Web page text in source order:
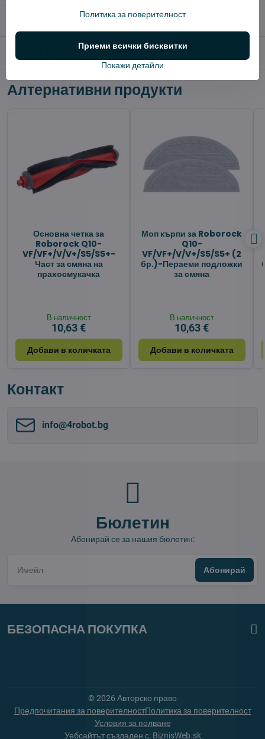
Алтернативни продукти
Основна четка за
Roborock Q10-
VF/VF+/V/V+/S5/S5+-
Част за смяна на
прахосмукачка
В наличност
10,63 €
Добави в количката
Моп кърпи за Roborock
Q10-
VF/VF+/V/V+/S5/S5+ (2
бр.)-Пераеми подложки
за смяна
В наличност
10,63 €
Добави в количката
Контакт
info​@4robot​.bg
Бюлетин
Абонирай се за нашия бюлетин:
Абонирай
БЕЗОПАСНА ПОКУПКА
©2026 Авторско право
Предпочитания за поверителностПолитика за поверителност
Условия за полване
Уебсайтът създаден с: BiznisWeb.sk
Политика за поверителност
Покажи детайли
Приеми всички бисквитки